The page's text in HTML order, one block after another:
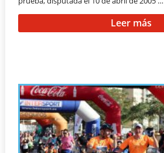
Leer más